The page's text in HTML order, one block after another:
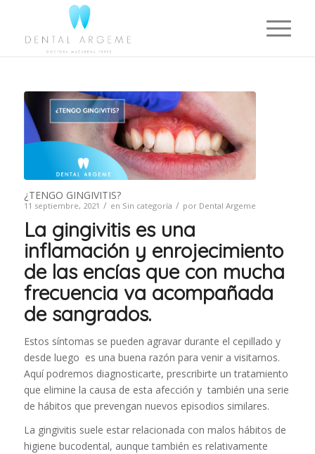
¿TENGO GINGIVITIS?
11 septiembre, 2021 / en Sin categoría / por Dental Argeme
La gingivitis es una
inflamación y enrojecimiento
de las encías que con mucha
frecuencia va acompañada
de sangrados.
Estos síntomas se pueden agravar durante el cepillado y
desde luego es una buena razón para venir a visitarnos.
Aquí podremos diagnosticarte, prescribirte un tratamiento
que elimine la causa de esta afección y también una serie
de hábitos que prevengan nuevos episodios similares.
La gingivitis suele estar relacionada con malos hábitos de
higiene bucodental, aunque también es relativamente